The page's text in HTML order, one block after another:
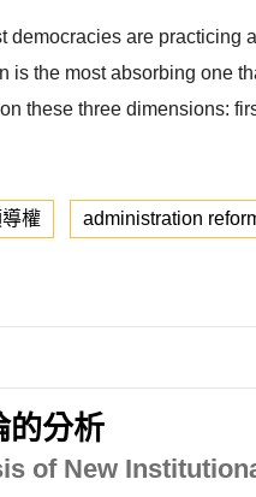
democracies are
the most absorbing one
these three dimensions:
權 administration
的分析
of New